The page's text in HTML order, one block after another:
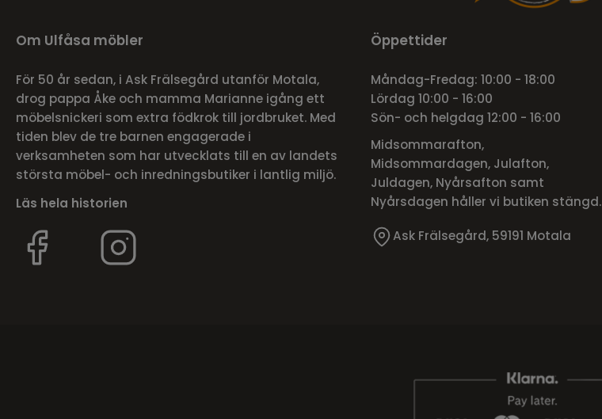
Om Ulfåsa möbler
För 50 år sedan, i Ask Frälsegård utanför Motala,
drog pappa Åke och mamma Marianne igång ett
möbelsnickeri som extra födkrok till jordbruket. Med
tiden blev de tre barnen engagerade i
verksamheten som har utvecklats till en av landets
största möbel- och inredningsbutiker i lantlig miljö.
Läs hela historien
Öppettider
Måndag-Fredag: 10:00 - 18:00
Lördag 10:00 - 16:00
Sön- och helgdag 12:00 - 16:00
Midsommarafton,
Midsommardagen, Julafton,
Juldagen, Nyårsafton samt
Nyårsdagen håller vi butiken stängd.
Ask Frälsegård, 59191 Motala